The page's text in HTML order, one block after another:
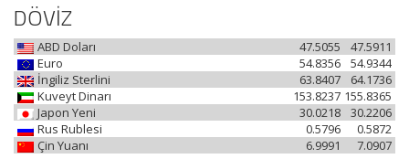
DÖVİZ
ABD Doları 47.5911
47.5055
Euro
54.9344
54.8356
İngiliz Sterlini
64.1736
63.8407
Kuveyt Dinarı
155.8365
153.8237
Japon Yeni
30.2206
30.0218
Rus Rublesi
0.5872
0.5796
Çin Yuanı
7.0907
6.9991